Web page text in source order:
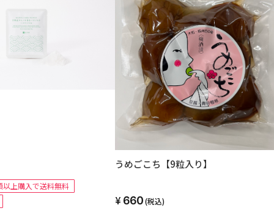
以上購入で送料無料
うめごこち【9粒入り】
660(税込)